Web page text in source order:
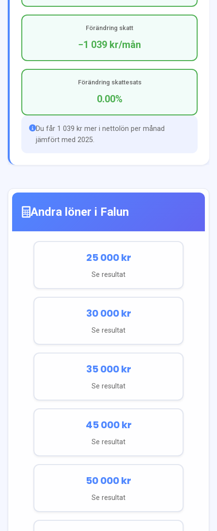
Förändring skatt
−1 039 kr/mån
Förändring skattesats
0.00%
Du får 1 039 kr mer i nettolön per månad
jämfört med 2025.
Andra löner i Falun
25 000kr
Se resultat
30 000kr
Se resultat
35 000kr
Se resultat
45 000kr
Se resultat
50 000kr
Se resultat